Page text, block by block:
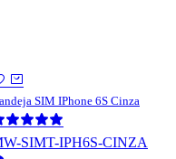
SIM IPhone 6S Cinza
SIMT-IPH6S-CINZA